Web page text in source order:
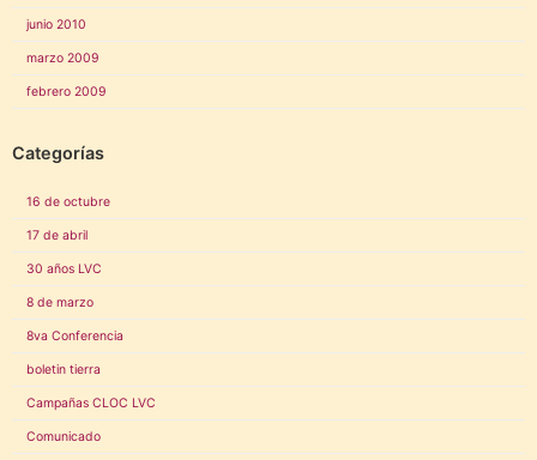
junio 2010
marzo 2009
febrero 2009
Categorías
16 de octubre
17 de abril
30 años LVC
8 de marzo
8va Conferencia
boletin tierra
Campañas CLOC LVC
Comunicado